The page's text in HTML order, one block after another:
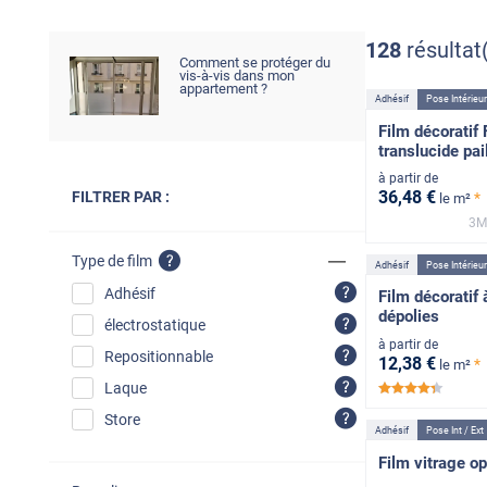
Comment se protéger du
vis-à-vis dans mon
appartement ?
FILTRER PAR :
Type de film
Adhésif
électrostatique
Repositionnable
Laque
Store
128
Adhésif Pose
Film décoratif
translucide
à partir de
36,48 € le m² *
Adhésif Pose
Film décoratif
dépolies
à partir de
12,38 € le m² *
*****
Adhésif Pose Int / Ext
Film vitrage